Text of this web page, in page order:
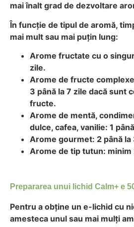
mai înalt grad de dezvoltare
În funcție de tipul de aromă,
mai mult sau mai puțin lung:
Arome fructate cu o
zile.
Arome de fructe
3 până la 7 zile dacă sunt
fructe.
Arome de mentă,
dulce, cafea, vanilie: 1
Arome gourmet: 2 până la
Arome de tip tutun: minim
Prepararea unui lichid Calm+ e
Pentru a obține un e-lichid cu
amesteca unul sau mai mulți